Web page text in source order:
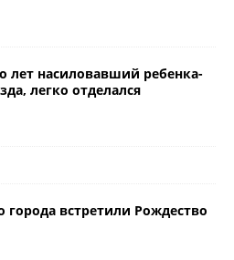
лет насиловавший ребенка-
легко отделался
города встретили Рождество